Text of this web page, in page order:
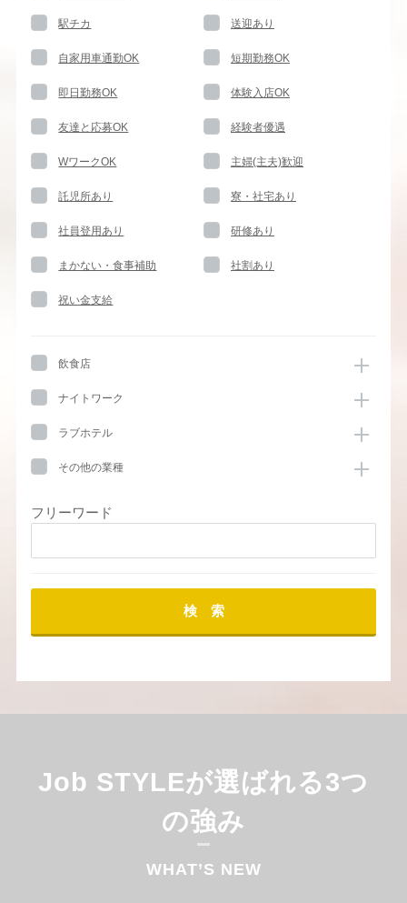
駅チカ 送迎あり
自家用車通勤OK 短期勤務OK
即日勤務OK 体験入店OK
友達と応募OK 経験者優遇
WワークOK 主婦(主夫)歓迎
託児所あり 寮・社宅あり
社員登用あり 研修あり
まかない・食事補助 社割あり
祝い金支給
飲食店
ナイトワーク
ラブホテル
その他の業種
フリーワード
検 索
Job STYLEが選ばれる3つ
の強み
WHAT’S NEW